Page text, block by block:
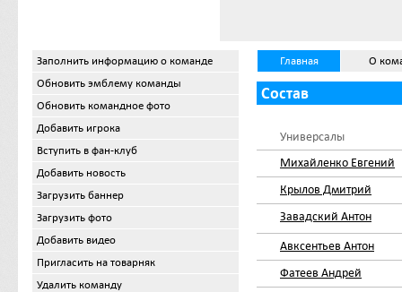
Заполнить информацию о команде
Обновить эмблему команды
Обновить командное фото
Добавить игрока
Вступить в фан-клуб
Добавить новость
Загрузить баннер
Загрузить фото
Добавить видео
Пригласить на товарняк
Удалить команду
Главная О
Состав
Универсалы
Михайленко Евгений
Крылов Дмитрий
Завадский Антон
Авксентьев Антон
Фатеев Андрей